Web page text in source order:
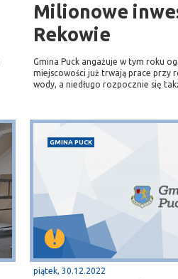
Milionowe
Rekowie
Gmina Puck angażuje w tym roku
miejscowości już trwają prace przy
wody, a niedługo rozpocznie się
GMINA PUCK
piątek, 30.12.2022